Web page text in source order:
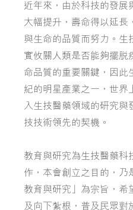
近年來，由於科技的發展
大幅提升，壽命得以延長
與生命的品質而努力。生
實攸關人類是否能夠擺脫
命品質的重要關鍵，因此
紀的明星產業之一，世界
入生技醫藥領域的研究與
技技術領先的契機。
教育與研究為生技醫藥科
作，本會創立之目的，乃
教育與研究」為宗旨，希
及向下紮根，普及民眾對